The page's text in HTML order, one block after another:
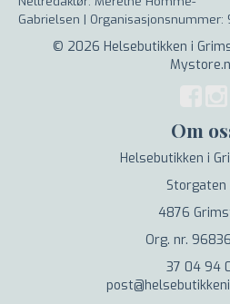
Gabrielsen | Organisasjonsnummer:
© 2026 Helsebutikken i
Om
Helsebutikken i
Storgaten
4876
Org. nr.
37 04 94